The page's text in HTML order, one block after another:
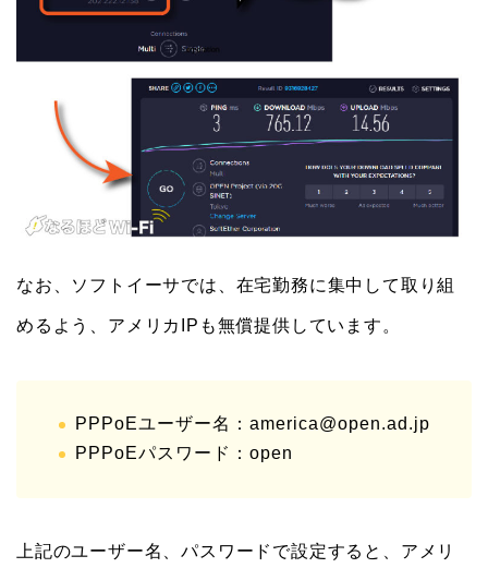
なお、ソフトイーサでは、在宅勤務に集中して取り組
めるよう、アメリカIPも無償提供しています。
PPPoEユーザー名：america@open.ad.jp
PPPoEパスワード：open
上記のユーザー名、パスワードで設定すると、アメリ